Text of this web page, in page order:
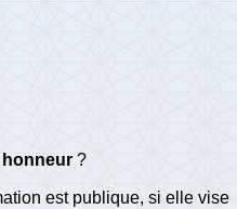
honneur ?
est publique, si elle vise